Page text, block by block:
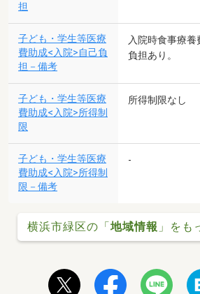
担
子ども・学生等医療
費助成<入院>自己負
担－備考
入院時食事療
負担あり。
子ども・学生等医療
費助成<入院>所得制
限
所得制限なし
子ども・学生等医療
費助成<入院>所得制
限－備考
-
横浜市緑区の「地域情報 」をも